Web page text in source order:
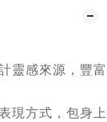
靈感來源，豐富
現方式，包身上